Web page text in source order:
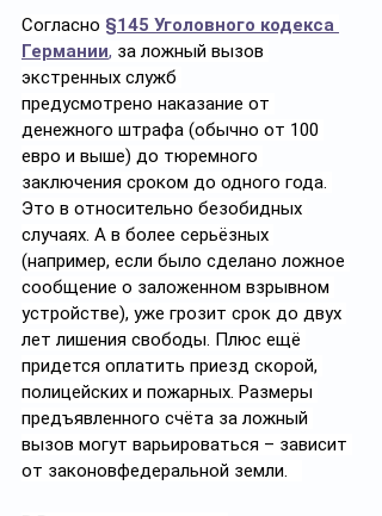
Согласно §145 Уголовного кодекса
Германии, за ложный вызов
экстренных служб
предусмотрено наказание от
денежного штрафа (обычно от 100
евро и выше) до тюремного
заключения сроком до одного года.
Это в относительно безобидных
случаях. А в более серьёзных
(например, если было сделано ложное
сообщение о заложенном взрывном
устройстве), уже грозит срок до двух
лет лишения свободы. Плюс ещё
придется оплатить приезд скорой,
полицейских и пожарных. Размеры
предъявленного счёта за ложный
вызов могут варьироваться – зависит
от законовфедеральной земли.